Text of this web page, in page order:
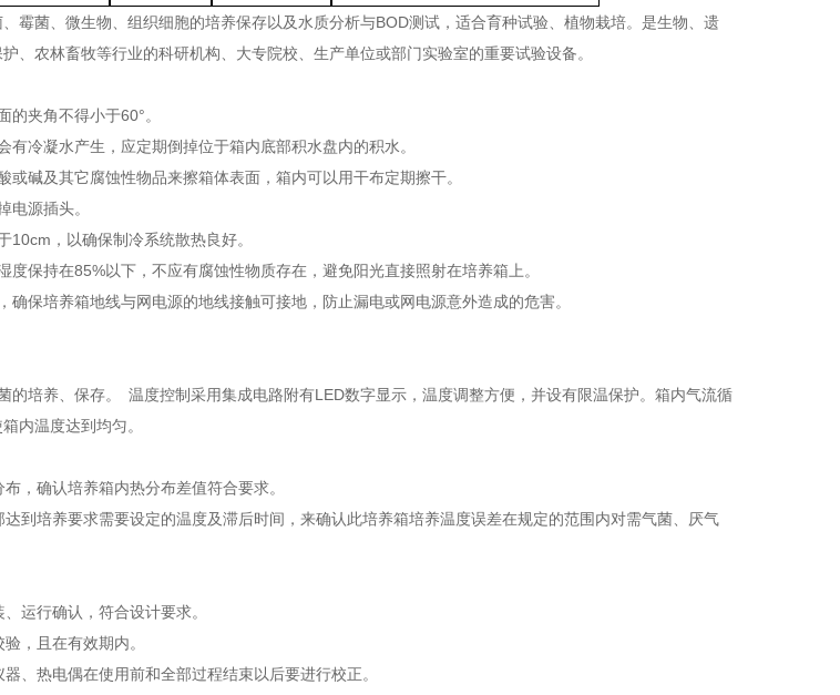
霉菌、微生物、组织细胞的培养保存以及水质分析与BOD测试，适合育种试验、植物栽培。是生物、遗
、农林畜牧等行业的科研机构、大专院校、生产单位或部门实验室的重要试验设备。
的夹角不得小于60°。
有冷凝水产生，应定期倒掉位于箱内底部积水盘内的积水。
或碱及其它腐蚀性物品来擦箱体表面，箱内可以用干布定期擦干。
电源插头。
10cm，以确保制冷系统散热良好。
度保持在85%以下，不应有腐蚀性物质存在，避免阳光直接照射在培养箱上。
确保培养箱地线与网电源的地线接触可接地，防止漏电或网电源意外造成的危害。
的培养、保存。 温度控制采用集成电路附有LED数字显示，温度调整方便，并设有限温保护。箱内气流循
内温度达到均匀。
，确认培养箱内热分布差值符合要求。
到培养要求需要设定的温度及滞后时间，来确认此培养箱培养温度误差在规定的范围内对需气菌、厌气
运行确认，符合设计要求。
，且在有效期内。
、热电偶在使用前和全部过程结束以后要进行校正。